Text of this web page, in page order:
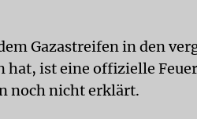
Gazastreifen in den
ist eine offizielle
noch nicht erklärt.